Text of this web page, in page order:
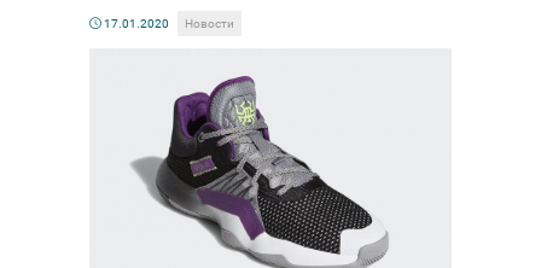
17.01.2020 Новости